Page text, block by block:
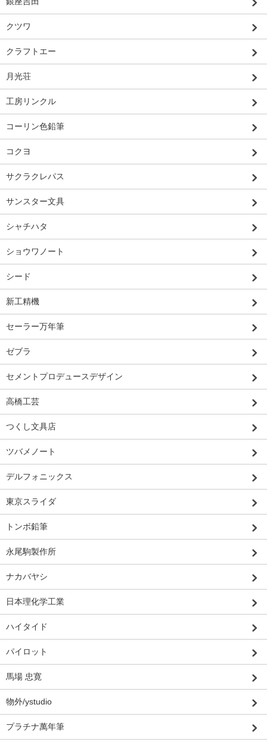
クツワ
クラフトエー
月光荘
工房リンクル
コーリン色鉛筆
コクヨ
サクラクレパス
サンスター文具
シャチハタ
ショウワノート
シード
新工精機
セーラー万年筆
ゼブラ
セメントプロデュースデザイン
高橋工芸
つくし文具店
ツバメノート
デルフォニックス
東京スライダ
トンボ鉛筆
永尾駒製作所
ナカバヤシ
日本理化学工業
ハイタイド
パイロット
馬場 忠寛
物外/ystudio
プラチナ萬年筆